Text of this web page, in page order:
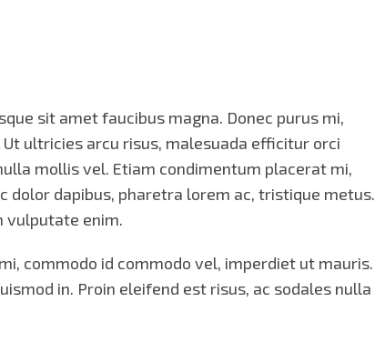
sit amet faucibus magna. Donec purus mi,
ultricies arcu risus, malesuada efficitur orci
mollis vel. Etiam condimentum placerat mi,
dolor dapibus, pharetra lorem ac, tristique metus.
vulputate enim.
commodo id commodo vel, imperdiet ut mauris.
in. Proin eleifend est risus, ac sodales nulla